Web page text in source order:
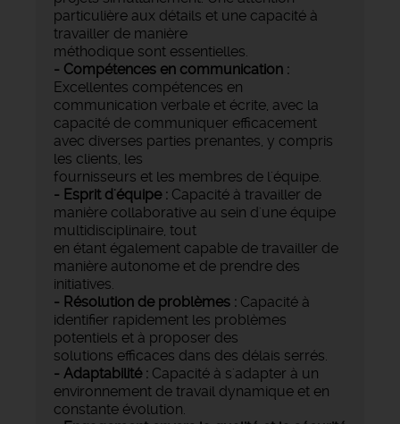
particulière aux détails et une capacité à
travailler de manière
méthodique sont essentielles.
- Compétences en communication :
Excellentes compétences en
communication verbale et écrite, avec la
capacité de communiquer efficacement
avec diverses parties prenantes, y compris
les clients, les
fournisseurs et les membres de l'équipe.
- Esprit d'équipe : Capacité à travailler de
manière collaborative au sein d'une équipe
multidisciplinaire, tout
en étant également capable de travailler de
manière autonome et de prendre des
initiatives.
- Résolution de problèmes : Capacité à
identifier rapidement les problèmes
potentiels et à proposer des
solutions efficaces dans des délais serrés.
- Adaptabilité : Capacité à s'adapter à un
environnement de travail dynamique et en
constante évolution.